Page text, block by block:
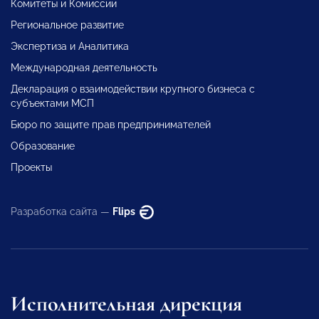
Комитеты и Комиссии
Региональное развитие
Экспертиза и Аналитика
Международная деятельность
Декларация о взаимодействии крупного бизнеса с
субъектами МСП
Бюро по защите прав предпринимателей
Образование
Проекты
Разработка сайта — Flips
Исполнительная дирекция